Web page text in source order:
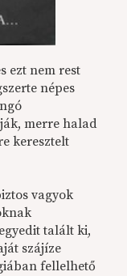
ezt nem rest
népes
merre halad
keresztelt
vagyok
talált ki,
szájíze
fellelhető